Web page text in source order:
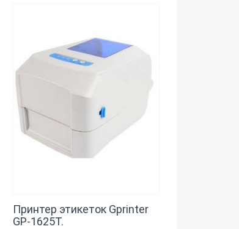
Принтер этикеток Gprinter
GP-1625T.